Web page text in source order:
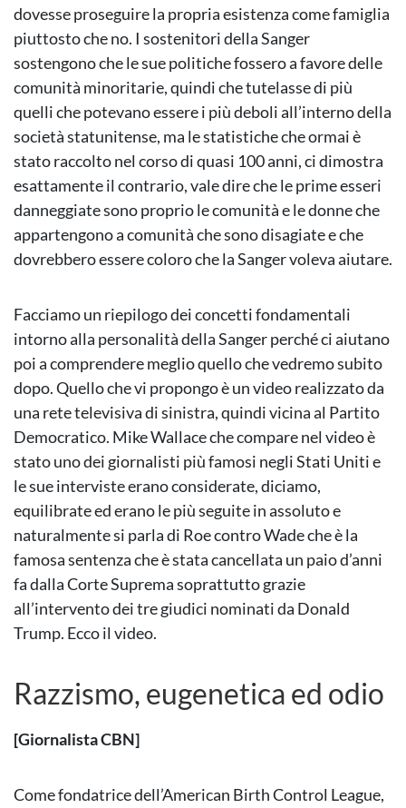
dovesse proseguire la propria esistenza come famiglia
piuttosto che no. I sostenitori della Sanger
sostengono che le sue politiche fossero a favore delle
comunità minoritarie, quindi che tutelasse di più
quelli che potevano essere i più deboli all’interno della
società statunitense, ma le statistiche che ormai è
stato raccolto nel corso di quasi 100 anni, ci dimostra
esattamente il contrario, vale dire che le prime esseri
danneggiate sono proprio le comunità e le donne che
appartengono a comunità che sono disagiate e che
dovrebbero essere coloro che la Sanger voleva aiutare.
Facciamo un riepilogo dei concetti fondamentali
intorno alla personalità della Sanger perché ci aiutano
poi a comprendere meglio quello che vedremo subito
dopo. Quello che vi propongo è un video realizzato da
una rete televisiva di sinistra, quindi vicina al Partito
Democratico. Mike Wallace che compare nel video è
stato uno dei giornalisti più famosi negli Stati Uniti e
le sue interviste erano considerate, diciamo,
equilibrate ed erano le più seguite in assoluto e
naturalmente si parla di Roe contro Wade che è la
famosa sentenza che è stata cancellata un paio d’anni
fa dalla Corte Suprema soprattutto grazie
all’intervento dei tre giudici nominati da Donald
Trump. Ecco il video.
Razzismo, eugenetica ed odio
[Giornalista CBN]
Come fondatrice dell’American Birth Control League,